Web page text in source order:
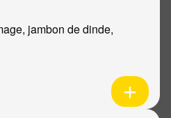
jambon de dinde,